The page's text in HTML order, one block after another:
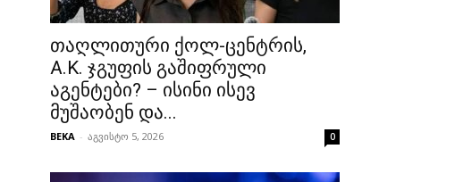
თაღლითური ქოლ-ცენტრის,
A.K. ჯგუფის გაშიფრული
აგენტები? – ისინი ისევ
მუშაობენ და...
BEKA - აგვისტო 5, 2026 0